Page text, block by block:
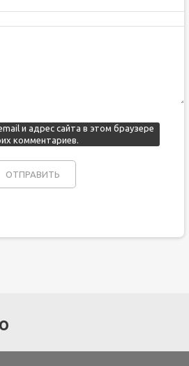
и адрес сайта в этом браузере
комментариев.